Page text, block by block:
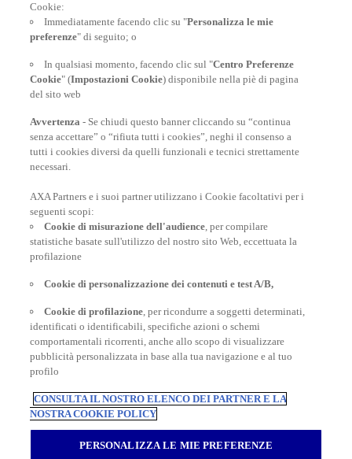
Assicurazione viaggio Bali
assicurazione viaggio Bali
POLIZZE VIAGGIO
INFORMAZIONI UTILI
Inter Partner Assistance S.A. Compagnia di Assicurazioni e Riassicurazioni
Tel.06/42118.1 Sede legale Bruxelles – 7, Boulevard du Régent – Capitale
Cookie:
Immediatamente facendo clic su "Personalizza le mie
preferenze" di seguito; o
In qualsiasi momento, facendo clic sul "Centro Preferenze
Cookie" (Impostazioni Cookie) disponibile nella piè di pagina
del sito web
Avvertenza - Se chiudi questo banner cliccando su “continua
senza accettare” o “rifiuta tutti i cookies”, neghi il consenso a
tutti i cookies diversi da quelli funzionali e tecnici strettamente
necessari.
AXA Partners e i suoi partner utilizzano i Cookie facoltativi per i
seguenti scopi:
Cookie di misurazione dell'audience, per compilare
statistiche basate sull'utilizzo del nostro sito Web, eccettuata la
profilazione
Cookie di personalizzazione dei contenuti e test A/B,
Cookie di profilazione, per ricondurre a soggetti determinati,
identificati o identificabili, specifiche azioni o schemi
comportamentali ricorrenti, anche allo scopo di visualizzare
pubblicità personalizzata in base alla tua navigazione e al tuo
profilo
CONSULTA IL NOSTRO ELENCO DEI PARTNER E LA
NOSTRA COOKIE POLICY
PERSONALIZZA LE MIE PREFERENZE